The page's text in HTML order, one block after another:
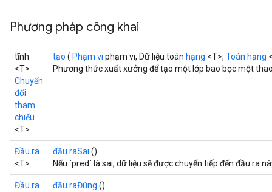
Phương pháp công khai
tĩnh
<T>
Chuyển
đổi
tham
chiếu
<T>
tạo ( Phạm vi phạm vi, Dữ liệu toán hạng <T>, Toán hạng
Phương thức xuất xưởng để tạo một lớp bao bọc một
Đầu ra
<T>
đầu raSai ()
Nếu `pred` là sai, dữ liệu sẽ được chuyển tiếp đến đầu ra
Đầu ra
đầu raĐúng ()